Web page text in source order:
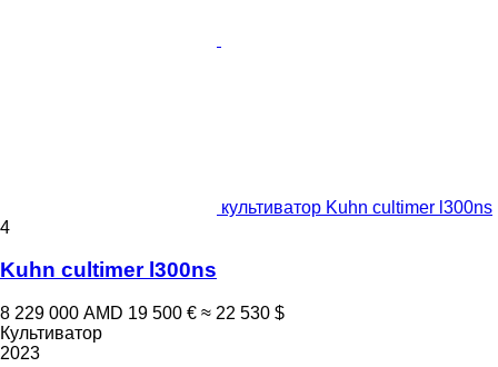
культиватор Kuhn cultimer l300ns
4
Kuhn cultimer l300ns
8 229 000 AMD 19 500 € ≈ 22 530 $
Культиватор
2023